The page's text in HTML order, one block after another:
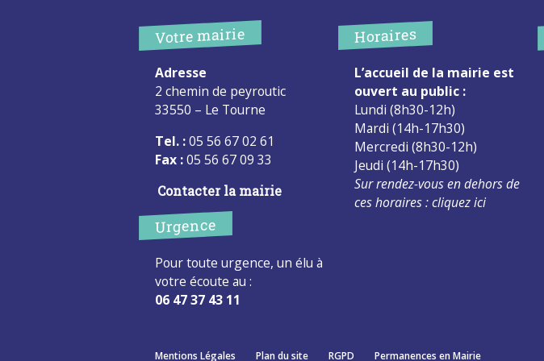
Votre mairie
Adresse
2 chemin de peyroutic
33550 – Le Tourne
Tel. :05 56 67 02 61
Fax :05 56 67 09 33
Contacter la mairie
Urgence
Pour toute urgence, un élu à
votre écoute au :
06 47 37 43 11
Horaires
L’accueil de la mairie est
ouvert au public :
Lundi (8h30-12h)
Mardi (14h-17h30)
Mercredi (8h30-12h)
Jeudi (14h-17h30)
Sur rendez-vous en dehors de
ces horaires :cliquez ici
Mentions Légales Plan du site RGPD Permanences en Mairie